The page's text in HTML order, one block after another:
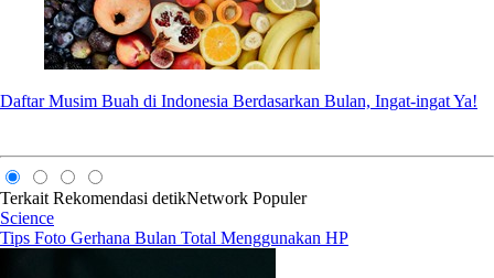
Daftar Musim Buah di Indonesia Berdasarkan Bulan, Ingat-ingat Ya!
Terkait Rekomendasi detikNetwork Populer
Science
Tips Foto Gerhana Bulan Total Menggunakan HP